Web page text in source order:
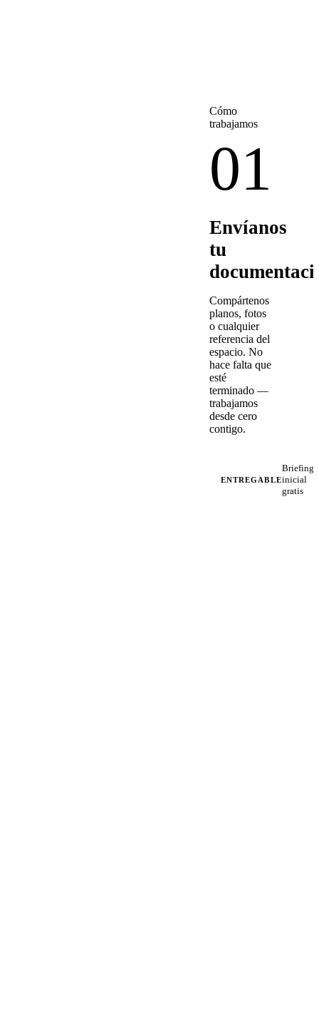
Cómo
trabajamos
01
Envíanos
tu
Compártenos
planos, fotos
o cualquier
referencia del
espacio. No
hace falta que
esté
terminado —
trabajamos
desde cero
contigo.
ENTREGABLE
Briefing
inicial
gratis